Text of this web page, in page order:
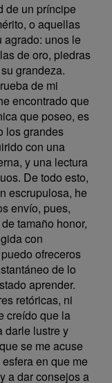
de un príncipe
o aquellas
agrado: unos le
de oro, piedras
grandeza.
de mi
encontrado que
que poseo, es
los grandes
con una
y una lectura
De todo esto,
escrupulosa, he
envío, pues,
tamaño honor,
con
ofreceros
de lo
aprender.
retóricas, ni
creído que la
darle lustre y
se me acuse
en que me
a dar consejos a